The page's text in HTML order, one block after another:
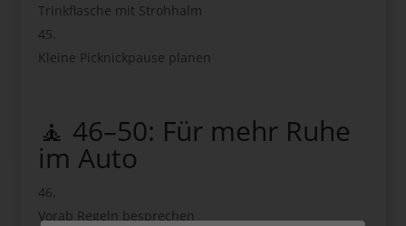
Trinkflasche mit Strohhalm
Kleine Picknickpause planen
🧘 46–50: Für mehr Ruhe
im Auto
Vorab Regeln besprechen